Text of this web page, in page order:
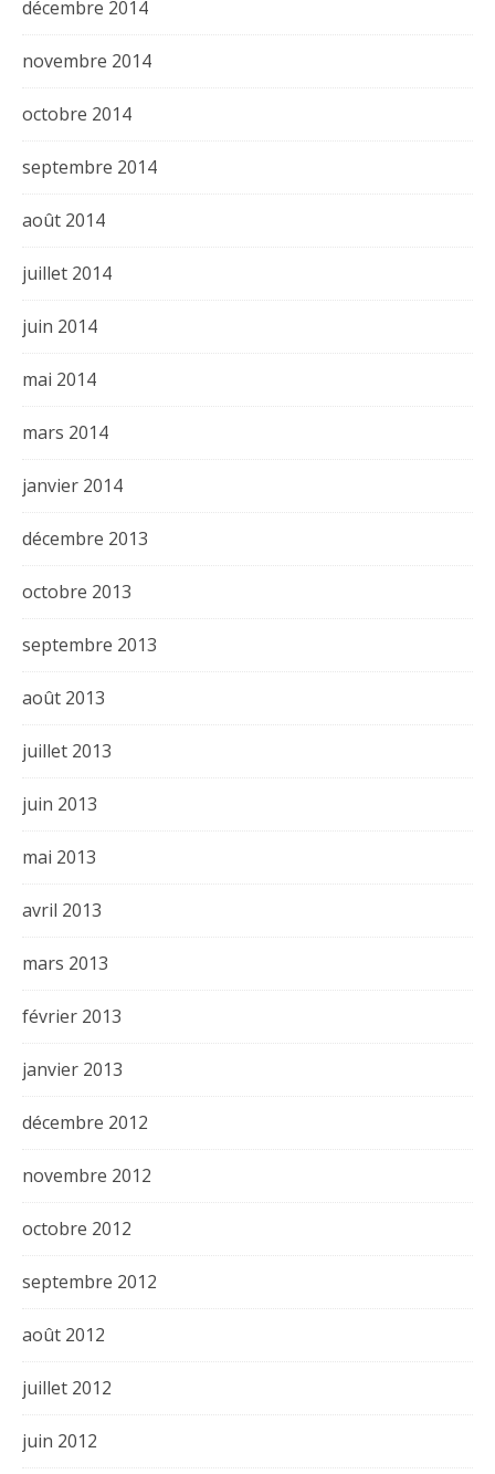
décembre 2014
novembre 2014
octobre 2014
septembre 2014
août 2014
juillet 2014
juin 2014
mai 2014
mars 2014
janvier 2014
décembre 2013
octobre 2013
septembre 2013
août 2013
juillet 2013
juin 2013
mai 2013
avril 2013
mars 2013
février 2013
janvier 2013
décembre 2012
novembre 2012
octobre 2012
septembre 2012
août 2012
juillet 2012
juin 2012